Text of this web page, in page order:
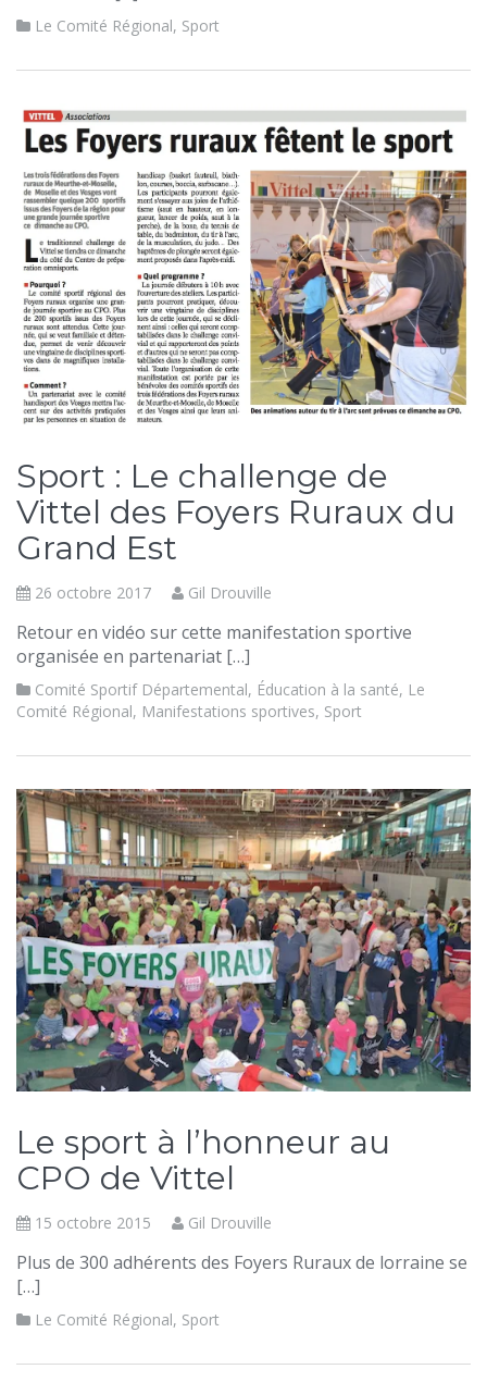
Le Comité Régional, Sport
Sport : Le challenge de
Vittel des Foyers Ruraux du
Grand Est
26 octobre 2017 Gil Drouville
Retour en vidéo sur cette manifestation sportive
organisée en partenariat […]
Comité Sportif Départemental, Éducation à la santé, Le
Comité Régional, Manifestations sportives, Sport
Le sport à l’honneur au
CPO de Vittel
15 octobre 2015 Gil Drouville
Plus de 300 adhérents des Foyers Ruraux de lorraine se
[…]
Le Comité Régional, Sport